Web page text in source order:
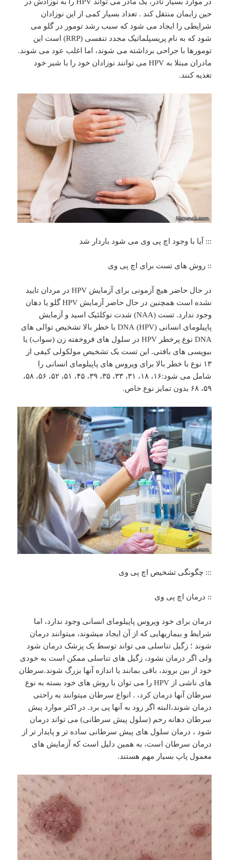
حین زایمان منتقل کند . تعداد بسیار کمی از این نوزادان
شرایطی را ایجاد می شود که سبب رشد تومور در گلو می
شود که به نام پریسپلماتیک مجدد تنفسی (RRP) است این
تومورها با جراحی برداشته می شوند، اما اغلب عود می شوند.
مادران مبتلا به HPV می توانند نوزادان خود را با شیر خود
تغذیه کنند.
::: آیا با وجود اچ پی وی می شود باردار شد
:: روش های تست برای اچ پی وی
در حال حاضر هیچ آزمونی برای آزمایش HPV در مردان تایید
نشده است همچنین در حال حاضر آزمایش HPV گلو یا دهان
وجود ندارد. تست (NAA) شدت نوکلئیک اسید و آزمایش
پاپیلومای انسانی (HPV) DNA با خطر بالا تشخیص توالی های
DNA نوع پرخطر HPV در سلول های فروخفته زن (سواب) یا
بیوپسی های بافتی. این تست یک تشخیص مولکولی کیفی از
۱۳ نوع با خطر بالا برای ویروس های پاپیلومای انسانی را
شامل می شود:۱۶، ۱۸، ۳۱، ۳۳، ۳۵، ۳۹، ۴۵، ۵۱، ۵۲، ۵۶، ۵۸،
۵۹، ۶۸ بدون تمایز نوع خاص.
::: چگونگی تشخیص اچ پی وی
:: درمان اچ پی وی
درمان برای خود ویروس پاپیلومای انسانی وجود ندارد، اما
شرایط و بیماریهایی که از آن ایجاد میشوند، میتوانند درمان
شوند ؛ زگیل تناسلی می تواند توسط یک پزشک درمان شود
ولی اگر درمان نشود، زگیل های تناسلی ممکن است به خودی
خود از بین بروند، باقی بمانند یا اندازه آنها بزرگ شوند.سرطان
های ناشی از HPV را می توان با روش های خود بسته به نوع
سرطان آنها درمان کرد، . انواع سرطان میتوانند به راحتی
درمان شوند،البته اگر زود به آنها پی برد. در اکثر موارد پیش
سرطان دهانه رحم (سلول پیش سرطانی) می تواند درمان
شود ، درمان سلول های پیش سرطانی ساده تر و پایدار تر از
درمان سرطان است، به همین دلیل است که آزمایش های
معمول پاپ بسیار مهم هستند.